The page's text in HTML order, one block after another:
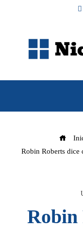
Robin Roberts dice
Robin